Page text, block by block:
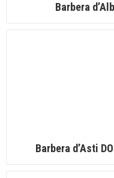
Barbera
Barbera d’Asti